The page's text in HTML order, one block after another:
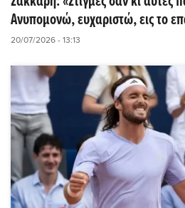
Ανυπομονώ, ευχαριστώ, εις το
20/07/2026 - 13:13